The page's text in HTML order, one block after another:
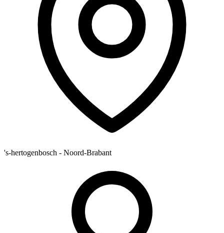
's-hertogenbosch - Noord-Brabant